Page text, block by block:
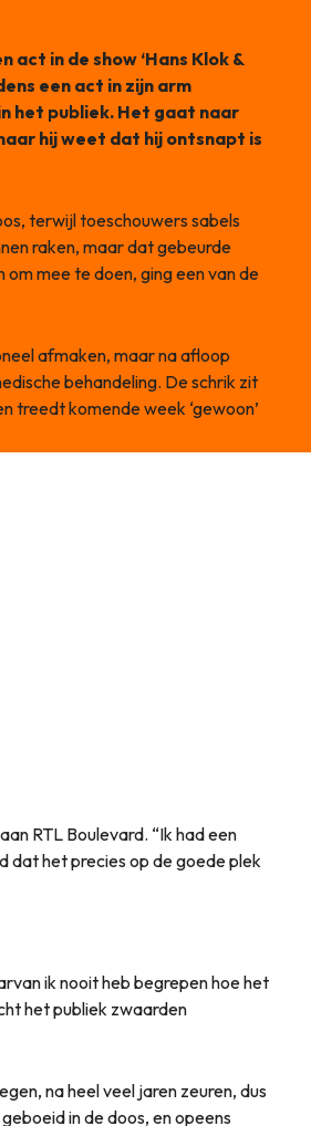
in de show ‘Hans Klok &
een act in zijn arm
het publiek. Het gaat naar
hij weet dat hij ontsnapt is
terwijl toeschouwers sabels
raken, maar dat gebeurde
mee te doen, ging een van de
afmaken, maar na afloop
behandeling. De schrik zit
treedt komende week ‘gewoon’
RTL Boulevard. “Ik had een
dat het precies op de goede plek
ik nooit heb begrepen hoe het
het publiek zwaarden
na heel veel jaren zeuren, dus
in de doos, en opeens